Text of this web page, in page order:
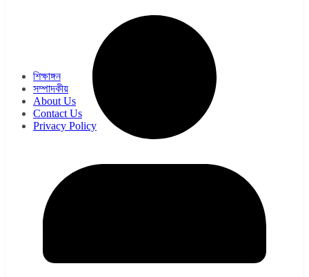
শিক্ষাঙ্গন
সম্পাদকীয়
About Us
Contact Us
Privacy Policy